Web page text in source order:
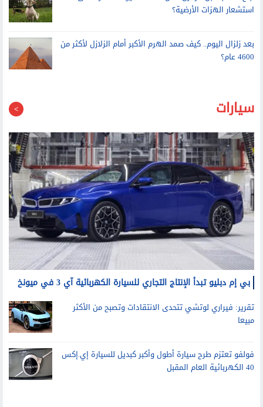
سيارات
بي إم دبليو تبدأ الإنتاج التجاري للسيارة الكهربائية آي 3 في ميونخ
تقرير: فيراري لوتشي تتحدى الانتقادات وتصبح من الأكثر
مبيعا
فولفو تعتزم طرح سيارة أطول وأكبر كبديل للسيارة إي.إكس
40 الكهربائية العام المقبل
ثقافة